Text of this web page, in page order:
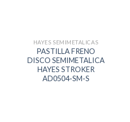
HAYES SEMIMETALICAS
PASTILLA FRENO
DISCO SEMIMETALICA
HAYES STROKER
AD0504-SM-S